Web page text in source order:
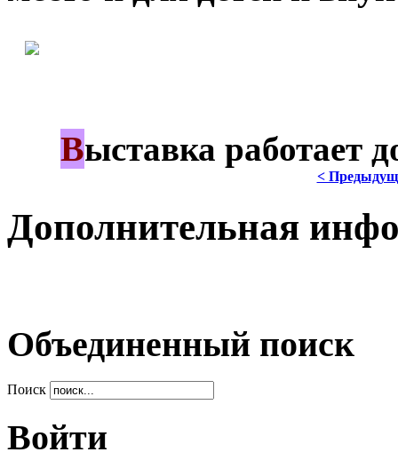
Выставка работает
<
Дополнительная
Объединенный поиск
Поиск
Войти